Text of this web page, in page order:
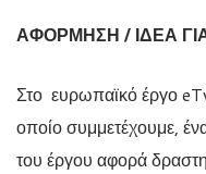
ΑΦΟΡΜΗΣΗ / ΙΔΕΑ
Στο ευρωπαϊκό έργο
οποίο συμμετέχουμε,
του έργου αφορά